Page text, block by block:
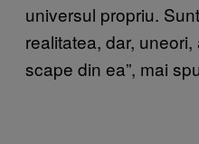
universul propriu.
realitatea, dar,
scape din ea”, mai